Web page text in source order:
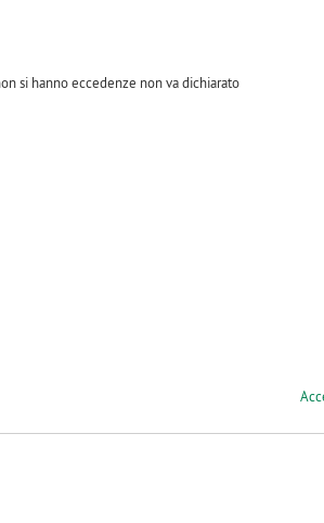
si hanno eccedenze non va dichiarato